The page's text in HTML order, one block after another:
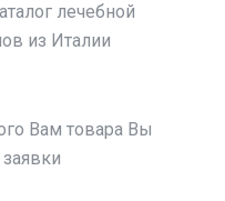
лечебной
из Италии
Вам товара Вы